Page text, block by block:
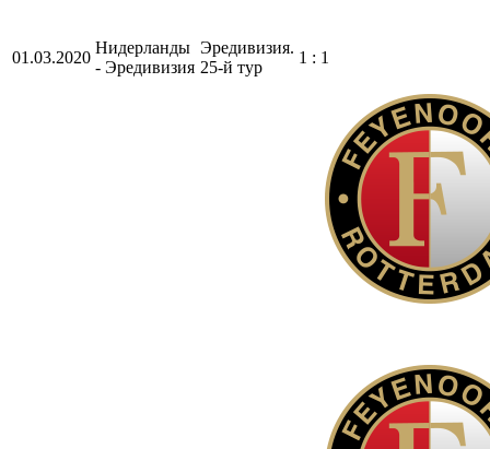
01.03.2020
Нидерланды
- Эредивизия
Эредивизия.
25-й тур
1 : 1